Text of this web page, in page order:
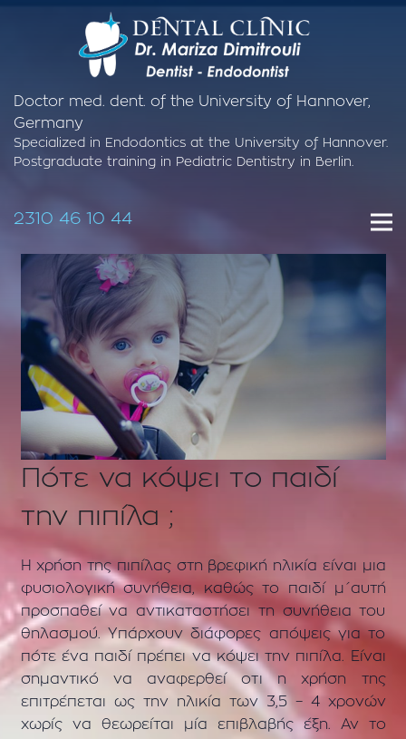
Doctor med. dent. of the University of Hannover,
Germany
Specialized in Endodontics at the University of Hannover.
Postgraduate training in Pediatric Dentistry in Berlin.
2310 46 10 44
Πότε να κόψει το παιδί
την πιπίλα ;
Η χρήση της πιπίλας στη βρεφική ηλικία είναι μια
φυσιολογική συνήθεια, καθώς το παιδί μ΄αυτή
προσπαθεί να αντικαταστήσει τη συνήθεια του
θηλασμού. Υπάρχουν διάφορες απόψεις για το
πότε ένα παιδί πρέπει να κόψει την πιπίλα. Είναι
σημαντικό να αναφερθεί οτι η χρήση της
επιτρέπεται ως την ηλικία των 3,5 – 4 χρονών
χωρίς να θεωρείται μία επιβλαβής έξη. Αν το